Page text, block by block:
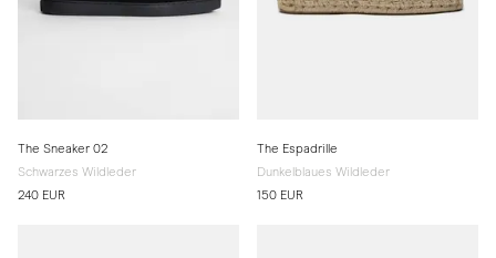
The Sneaker 02
Schwarzes Wildleder
240 EUR
The Espadrille
Dunkelblaues Wildleder
150 EUR